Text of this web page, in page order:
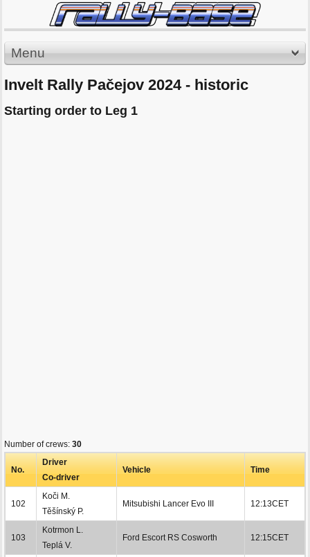
Menu
Invelt Rally Pačejov 2024 - historic
Starting order to Leg 1
Number of crews: 30
No.
Driver
Co-driver
Vehicle Time
102
Koči M.
Těšínský P.
Mitsubishi Lancer Evo III 12:13CET
103
Kotrmon L.
Teplá V.
Ford Escort RS Cosworth 12:15CET